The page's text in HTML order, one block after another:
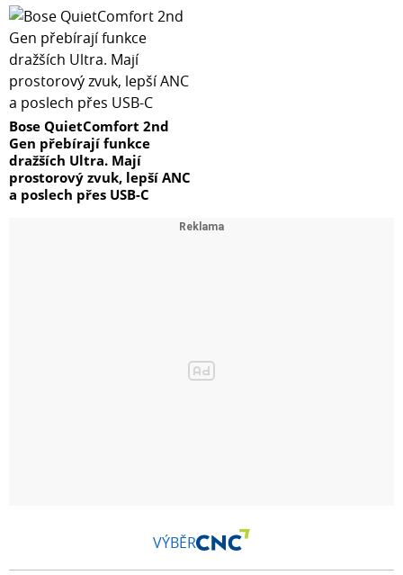
Bose QuietComfort 2nd
Gen přebírají funkce
dražších Ultra. Mají
prostorový zvuk, lepší ANC
a poslech přes USB-C
VÝBĚR